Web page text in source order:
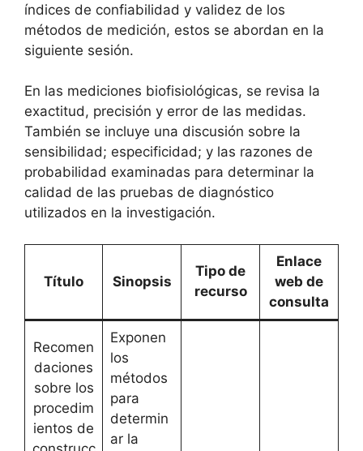
índices de confiabilidad y validez de los
métodos de medición, estos se abordan en la
siguiente sesión.
En las mediciones biofisiológicas, se revisa la
exactitud, precisión y error de las medidas.
También se incluye una discusión sobre la
sensibilidad; especificidad; y las razones de
probabilidad examinadas para determinar la
calidad de las pruebas de diagnóstico
utilizados en la investigación.
Título Sinopsis
Tipo de
recurso
Enlace
web de
consulta
Recomen
daciones
sobre los
procedim
ientos de
Exponen
los
métodos
para
determin
ar la